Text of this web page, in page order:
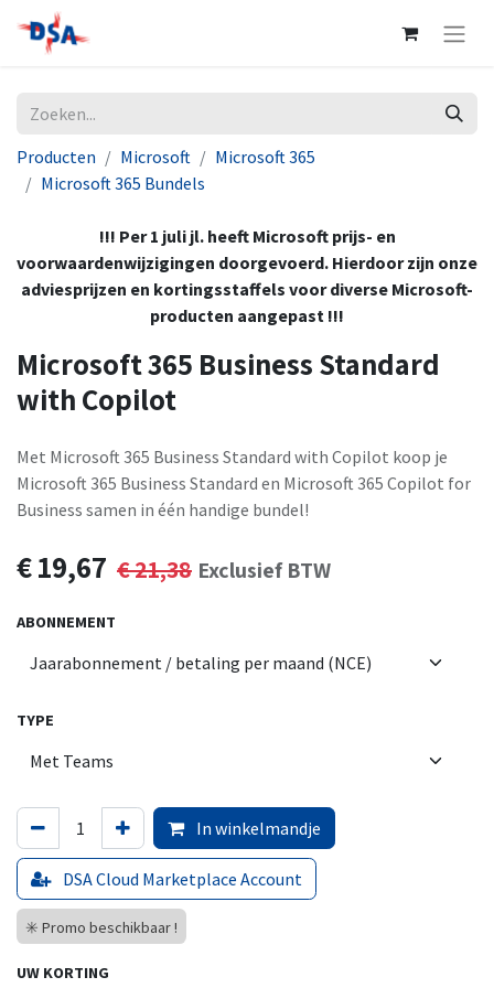
Producten Microsoft
Microsoft 365
Microsoft 365 Bundels
!!! Per 1 juli jl. heeft Microsoft prijs- en
voorwaardenwijzigingen doorgevoerd. Hierdoor zijn onze
adviesprijzen en kortingsstaffels voor diverse Microsoft-
producten aangepast !!!
Microsoft 365 Business Standard
with Copilot
Met Microsoft 365 Business Standard with Copilot koop je
Microsoft 365 Business Standard en Microsoft 365 Copilot for
Business samen in één handige bundel!
€19,67 €21,38 Exclusief BTW
ABONNEMENT
TYPE
In winkelmandje
DSA Cloud Marketplace Account
✳️ Promo beschikbaar !
UW KORTING